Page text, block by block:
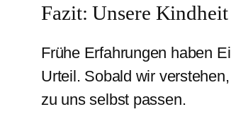
Fazit: Unsere
Frühe Erfahrungen haben
Urteil. Sobald wir
zu uns selbst passen.